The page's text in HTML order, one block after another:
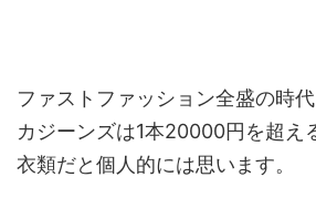
ファストファッション全盛の時
カジーンズは1本20000円を超え
衣類だと個人的には思います。